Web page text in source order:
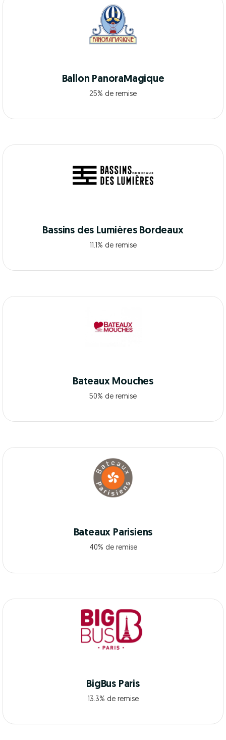
Ballon PanoraMagique
25% de remise
Bassins des Lumières Bordeaux
11.1% de remise
Bateaux Mouches
50% de remise
Bateaux Parisiens
40% de remise
BigBus Paris
13.3% de remise